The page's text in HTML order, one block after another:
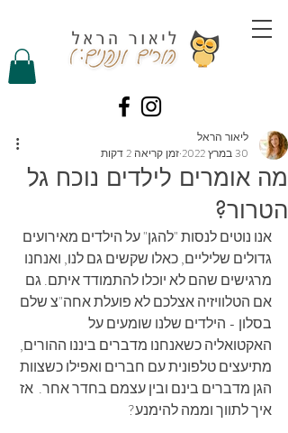
מה אומרים לילדים נוכח גל
הטרור?
ליאור הראל
30 במרץ 2022
זמן קריאה 2 דקות
אנו נוטים לנסות "להגן" על הילדים מאירועים
גדולים שליליים, כאלו שקשים גם לנו, ואנחנו
מרגישים שהם לא יוכלו להתמודד איתם. גם
אם הטלוויזיה אצלכם לא פועלת אחה"צ שלם
בסלון - הילדים שלנו שומעים על
האקטואליה כשאנחנו מדברים ביננו ההורים,
מתיעצים טלפונית עם חברים ואפילו כשצוות
הגן מדברים בינם ובין עצמם בחדר אחר.  אז
איך לתווך וממה להימנע?